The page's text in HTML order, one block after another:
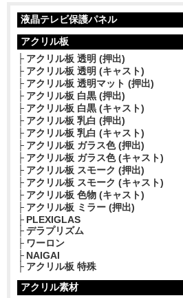
液晶テレビ保護パネル
アクリル板
アクリル板 透明 (押出)
アクリル板 透明 (キャスト)
アクリル板 透明マット (押出)
アクリル板 白黒 (押出)
アクリル板 白黒 (キャスト)
アクリル板 乳白 (押出)
アクリル板 乳白 (キャスト)
アクリル板 ガラス色 (押出)
アクリル板 ガラス色 (キャスト)
アクリル板 スモーク (押出)
アクリル板 スモーク (キャスト)
アクリル板 色物 (キャスト)
アクリル板 ミラー (押出)
PLEXIGLAS
デラプリズム
ワーロン
NAIGAI
アクリル板 特殊
アクリル素材